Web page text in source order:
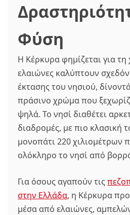
Φύση
Η Κέρκυρα φημίζεται για
ελαιώνες καλύπτουν
έκτασης του νησιού,
πράσινο χρώμα που
ψηλά. Το νησί διαθέτει
διαδρομές, με πιο κλασική
μονοπάτι 220 χιλιομέτρων
ολόκληρο το νησί από
Για όσους αγαπούν τις
στην Ελλάδα, η Κέρκυρα
μέσα από ελαιώνες,